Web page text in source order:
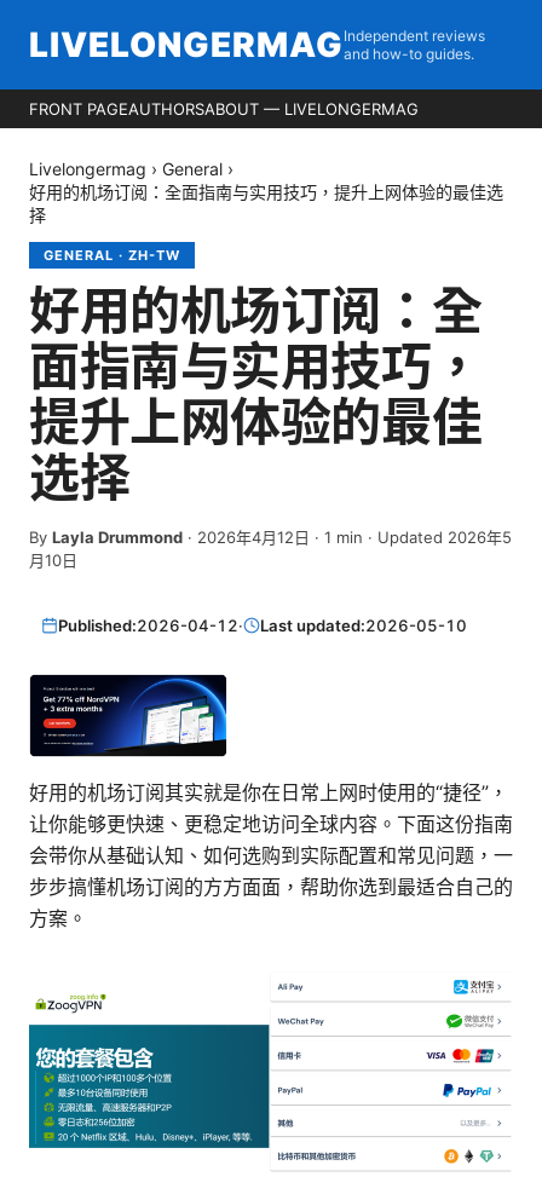
LIVELONGERMAG Independent reviews
and how-to guides.
FRONT PAGEAUTHORSABOUT — LIVELONGERMAG
Livelongermag › General ›
好用的机场订阅：全面指南与实用技巧，提升上网体验的最佳选
择
GENERAL · ZH-TW
好用的机场订阅：全
面指南与实用技巧，
提升上网体验的最佳
选择
By Layla Drummond · 2026年4月12日 · 1 min · Updated 2026年5
月10日
Published:2026-04-12· Last updated:2026-05-10
好用的机场订阅其实就是你在日常上网时使用的“捷径”，
让你能够更快速、更稳定地访问全球内容。下面这份指南
会带你从基础认知、如何选购到实际配置和常见问题，一
步步搞懂机场订阅的方方面面，帮助你选到最适合自己的
方案。